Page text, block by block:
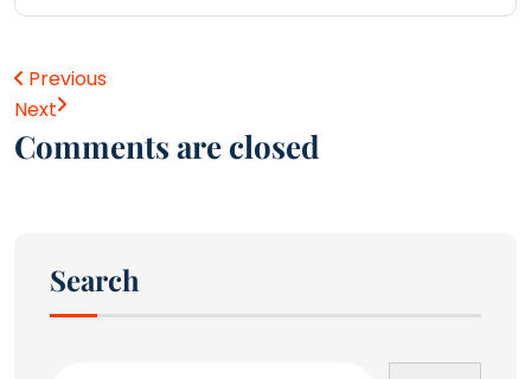
Previous
Next
Comments are closed
Search